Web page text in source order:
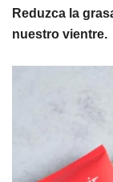
Reduzca la
nuestro vientre.